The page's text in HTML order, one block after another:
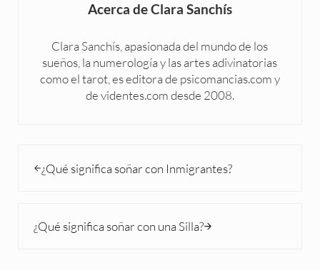
Acerca deClara Sanchís
Clara Sanchís, apasionada del mundo de los
sueños, la numerología y las artes adivinatorias
como el tarot, es editora de psicomancias.com y
de videntes.com desde 2008.
¿Qué significa soñar con Inmigrantes?
¿Qué significa soñar con una Silla?